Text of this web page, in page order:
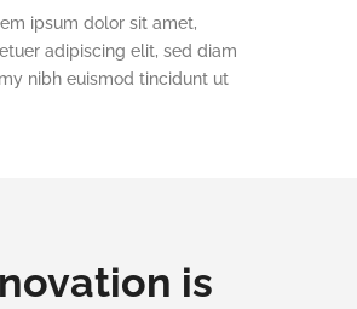
ipsum dolor sit amet,
adipiscing elit, sed diam
nibh euismod tincidunt ut
is